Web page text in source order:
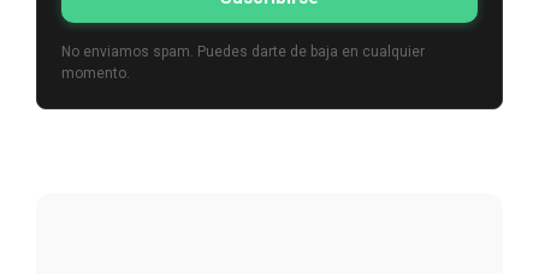
No enviamos spam. Puedes darte de baja en cualquier
momento.